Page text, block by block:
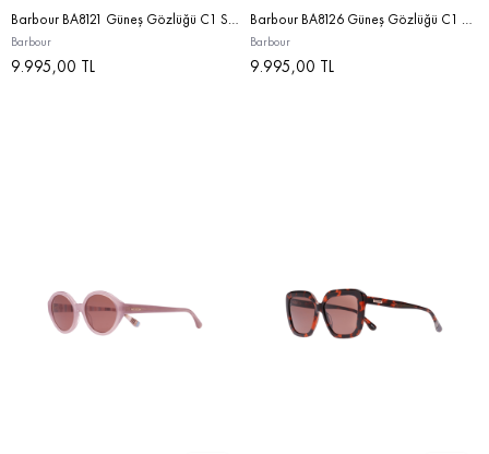
Barbour BA8121 Güneş Gözlüğü C1 Solid White/Red
Barbour
9.995,00 TL
Barbour BA8126 Güneş Gözlüğü C1 Dark Tortoise/Brown
Barbour
9.995,00 TL